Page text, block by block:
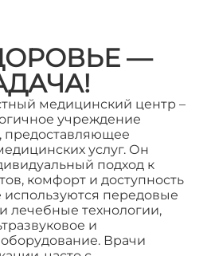
—
медицинский центр –
учреждение
предоставляющее
услуг. Он
подход к
комфорт и доступность
используются передовые
лечебные технологии,
и
Врачи